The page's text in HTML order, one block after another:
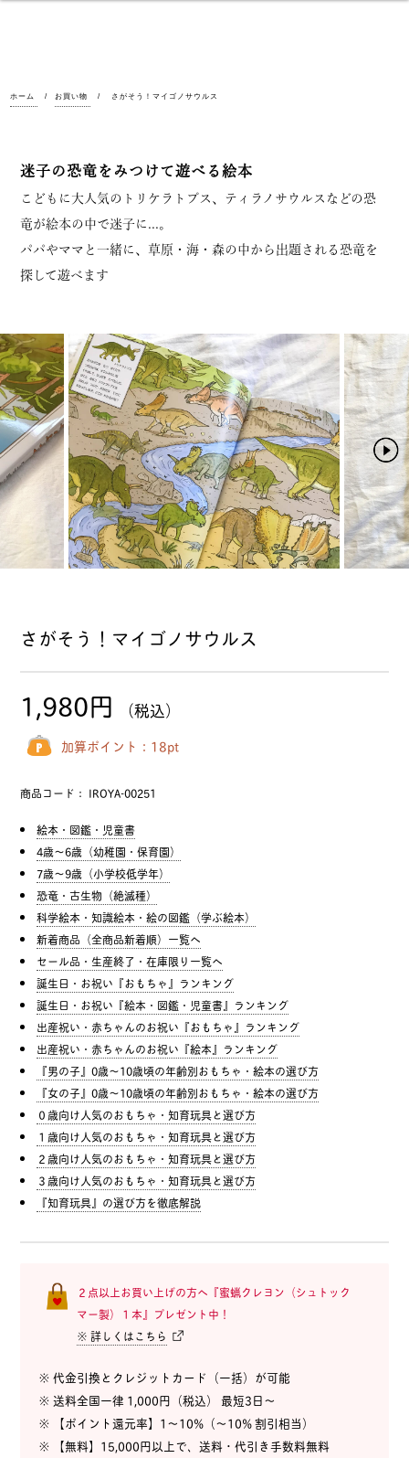
ホーム お買い物 さがそう！マイゴノサウルス
迷子の恐竜をみつけて遊べる絵本
こどもに大人気のトリケラトプス、ティラノサウルスなどの恐
竜が絵本の中で迷子に...。
パパやママと一緒に、草原・海・森の中から出題される恐竜を
探して遊べます
さがそう！マイゴノサウルス
1,980円 （税込）
加算ポイント： 18pt
商品コード： IROYA-00251
絵本・図鑑・児童書
4歳〜6歳（幼稚園・保育園）
7歳〜9歳（小学校低学年）
恐竜・古生物（絶滅種）
科学絵本・知識絵本・絵の図鑑（学ぶ絵本）
新着商品（全商品新着順）一覧へ
セール品・生産終了・在庫限り一覧へ
誕生日・お祝い『おもちゃ』ランキング
誕生日・お祝い『絵本・図鑑・児童書』ランキング
出産祝い・赤ちゃんのお祝い『おもちゃ』ランキング
出産祝い・赤ちゃんのお祝い『絵本』ランキング
『男の子』0歳〜10歳頃の年齢別おもちゃ・絵本の選び方
『女の子』0歳〜10歳頃の年齢別おもちゃ・絵本の選び方
０歳向け人気のおもちゃ・知育玩具と選び方
１歳向け人気のおもちゃ・知育玩具と選び方
２歳向け人気のおもちゃ・知育玩具と選び方
３歳向け人気のおもちゃ・知育玩具と選び方
『知育玩具』の選び方を徹底解説
２点以上お買い上げの方へ『蜜蝋クレヨン（シュトック
マー製）１本』プレゼント中！
※ 詳しくはこちら
※ 代金引換とクレジットカード（一括）が可能
※ 送料全国一律 1,000円（税込） 最短3日〜
※ 【ポイント還元率】1〜10%（〜10% 割引相当）
※ 【無料】15,000円以上で、送料・代引き手数料無料